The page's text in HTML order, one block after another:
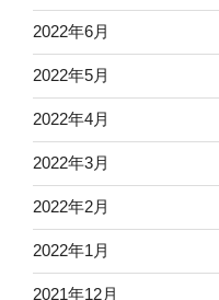
2022年6月
2022年5月
2022年4月
2022年3月
2022年2月
2022年1月
2021年12月